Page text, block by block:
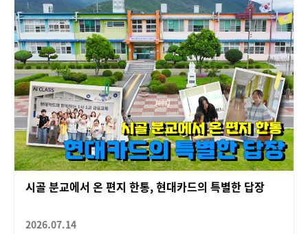
시골 분교에서 온 편지 한통, 현대카드의 특별한 답장
2026.07.14